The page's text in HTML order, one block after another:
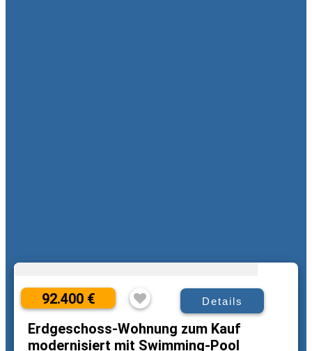
92.400 € Details
Erdgeschoss-Wohnung zum Kauf
modernisiert mit Swimming-Pool